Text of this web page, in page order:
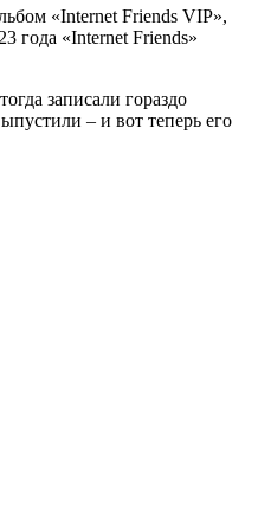
«Internet Friends VIP»,
года «Internet Friends»
записали гораздо
– и вот теперь его